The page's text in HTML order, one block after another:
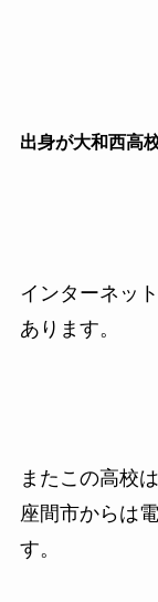
出身が大和西高
インターネッ
あります。
またこの高校
座間市からは
す。